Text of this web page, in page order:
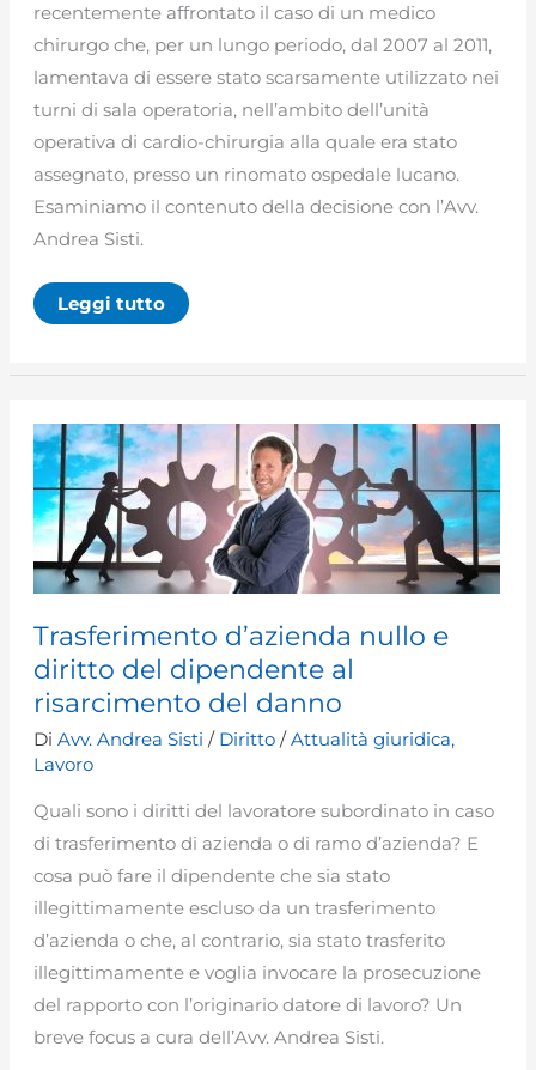
recentemente affrontato il caso di un medico
chirurgo che, per un lungo periodo, dal 2007 al 2011,
lamentava di essere stato scarsamente utilizzato nei
turni di sala operatoria, nell’ambito dell’unità
operativa di cardio-chirurgia alla quale era stato
assegnato, presso un rinomato ospedale lucano.
Esaminiamo il contenuto della decisione con l’Avv.
Andrea Sisti.
Il
demansionamento
medico
Leggi tutto
Trasferimento d’azienda nullo e
diritto del dipendente al
risarcimento del danno
DiAvv. Andrea Sisti/ Diritto /Attualità giuridica,
Lavoro
Quali sono i diritti del lavoratore subordinato in caso
di trasferimento di azienda o di ramo d’azienda? E
cosa può fare il dipendente che sia stato
illegittimamente escluso da un trasferimento
d’azienda o che, al contrario, sia stato trasferito
illegittimamente e voglia invocare la prosecuzione
del rapporto con l’originario datore di lavoro? Un
breve focus a cura dell’Avv. Andrea Sisti.